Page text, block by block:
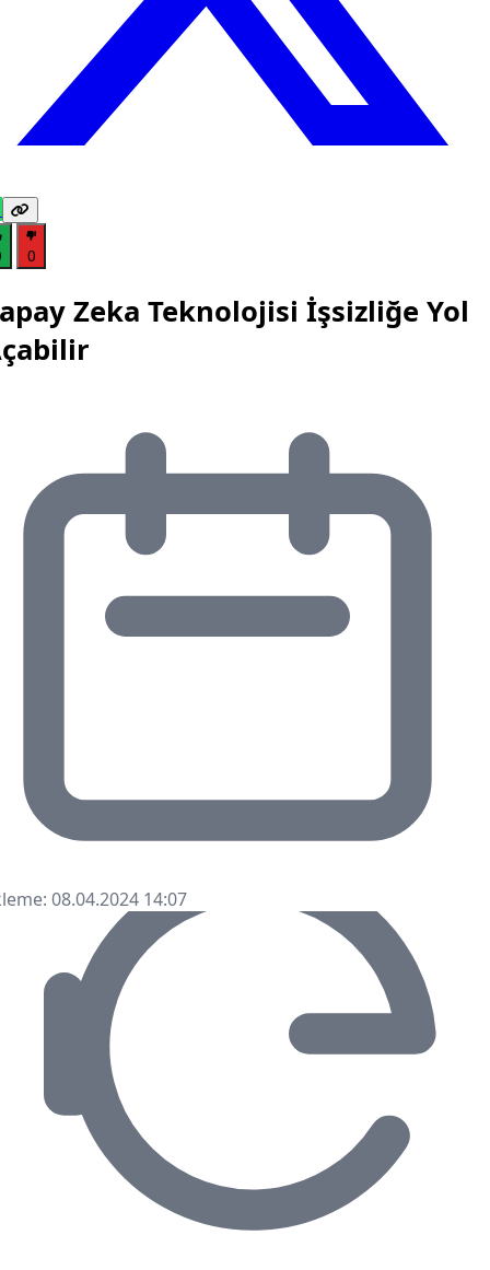
0
Zeka Teknolojisi İşsizliğe Yol
08.04.2024 14:07